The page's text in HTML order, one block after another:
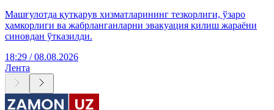
Машғулотда қутқарув хизматларининг тезкорлиги, ўзаро
ҳамкорлиги ва жабрланганларни эвакуация қилиш жараёни
синовдан ўтказилди.
18:29 / 08.08.2026
Лента